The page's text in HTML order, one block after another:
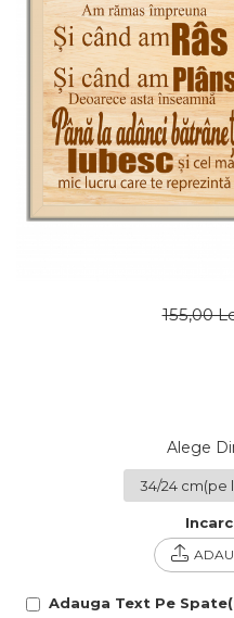
Cadouri Fiu/Fiică
Cadouri Bunici
Cadouri Cumnați
Cadouri Pisici/Câini
Cadouri Meserii&Hobby
Cadouri Apicultori
Cadouri Doctori/Asistente
Cadouri Motociclisti
Cadouri Pescar
Cadouri Politisti
Cadouri Soferi/Mecanici
Cadouri Stomatologi
155,00
Alege
Adauga Text Pe